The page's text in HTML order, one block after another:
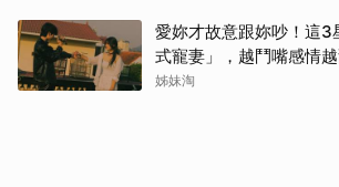
愛妳才故意跟妳吵！這3
式寵妻」，越鬥嘴感情
姊妹淘